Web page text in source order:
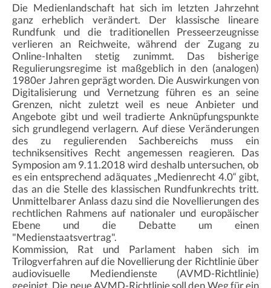
Die Medienlandschaft hat sich im letzten Jahrzehnt
ganz erheblich verändert. Der klassische lineare
Rundfunk und die traditionellen Presseerzeugnisse
verlieren an Reichweite, während der Zugang zu
Online-Inhalten stetig zunimmt. Das bisherige
Regulierungsregime ist maßgeblich in den (analogen)
1980er Jahren geprägt worden. Die Auswirkungen von
Digitalisierung und Vernetzung führen es an seine
Grenzen, nicht zuletzt weil es neue Anbieter und
Angebote gibt und weil tradierte Anknüpfungspunkte
sich grundlegend verlagern. Auf diese Veränderungen
des zu regulierenden Sachbereichs muss ein
techniksensitives Recht angemessen reagieren. Das
Symposion am 9.11.2018 wird deshalb untersuchen, ob
es ein entsprechend adäquates „Medienrecht 4.0“ gibt,
das an die Stelle des klassischen Rundfunkrechts tritt.
Unmittelbarer Anlass dazu sind die Novellierungen des
rechtlichen Rahmens auf nationaler und europäischer
Ebene und die Debatte um einen
"Medienstaatsvertrag".
Kommission, Rat und Parlament haben sich im
Trilogverfahren auf die Novellierung der Richtlinie über
audiovisuelle Mediendienste (AVMD-Richtlinie)
geeinigt. Die neue AVMD-Richtlinie soll den Weg für ein